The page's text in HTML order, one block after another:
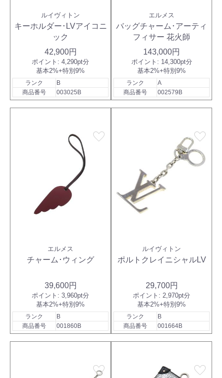
ルイヴィトン
キーホルダー･LVアイコニ
ック
42,900円
ポイント: 4,290pt分
基本2%+特別9%
ランク
B
商品番号
003025B
エルメス
バッグチャーム･アーティ
フィサー 花火師
143,000円
ポイント: 14,300pt分
基本2%+特別9%
ランク
A
商品番号
002579B
favorite
エルメス
チャーム･ウィング
39,600円
ポイント: 3,960pt分
基本2%+特別9%
ランク
B
商品番号
001860B
favorite
ルイヴィトン
ポルトクレイニシャルLV
29,700円
ポイント: 2,970pt分
基本2%+特別9%
ランク
B
商品番号
001664B
favorite favorite